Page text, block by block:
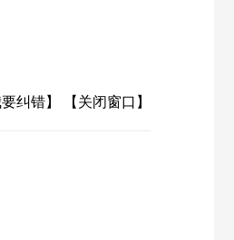
要纠错】 【关闭窗口】